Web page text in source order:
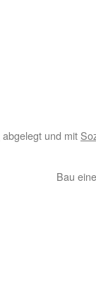
abgelegt und mit
Bau